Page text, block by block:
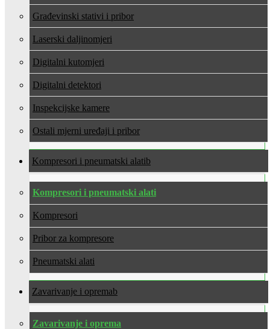
Građevinski stativi i pribor
Laserski daljinomjeri
Digitalni kutomjeri
Digitalni detektori
Inspekcijske kamere
Ostali mjerni uređaji i pribor
Kompresori i pneumatski alati
Kompresori i pneumatski alati
Kompresori
Pribor za kompresore
Pneumatski alati
Zavarivanje i oprema
Zavarivanje i oprema